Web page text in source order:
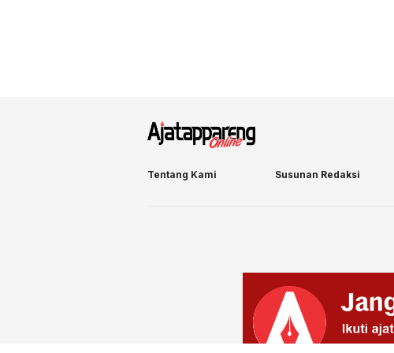
Tentang Kami Susunan Redaksi